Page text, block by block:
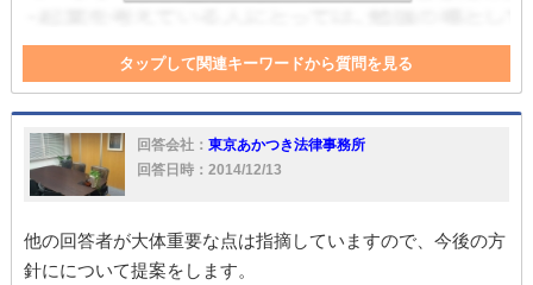
タップして関連キーワードから質問を見る
建物 取り壊し 老朽化 倒壊 退去
契約解除
原状回復
回答会社： 東京あかつき法律事務所
回答日時：2014/12/13
他の回答者が大体重要な点は指摘していますので、今後の方
針にについて提案をします。